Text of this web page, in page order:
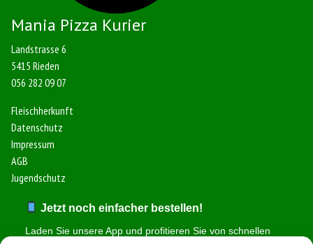
Mania Pizza Kurier
Landstrasse 6
5415 Rieden
056 282 09 07
Fleischherkunft
Datenschutz
Impressum
AGB
Jugendschutz
Jetzt noch einfacher bestellen!
Laden Sie unsere App und profitieren Sie von schnellen